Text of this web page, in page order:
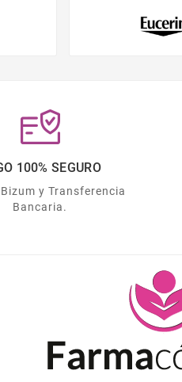
100% SEGURO
y Transferencia
Bancaria.